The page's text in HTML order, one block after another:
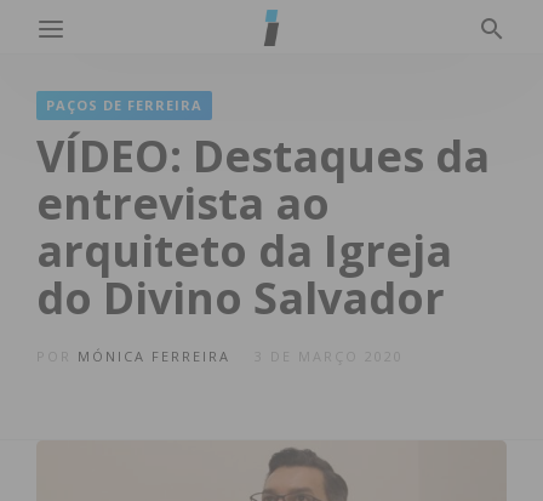
PAÇOS DE FERREIRA
VÍDEO: Destaques da
entrevista ao
arquiteto da Igreja
do Divino Salvador
MÓNICA FERREIRA 3 DE MARÇO 2020